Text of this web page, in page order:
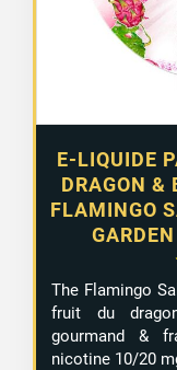
E-LIQUIDE
DRAGON &
FLAMINGO
The Flamingo
fruit du
gourmand &
nicotine 10/20